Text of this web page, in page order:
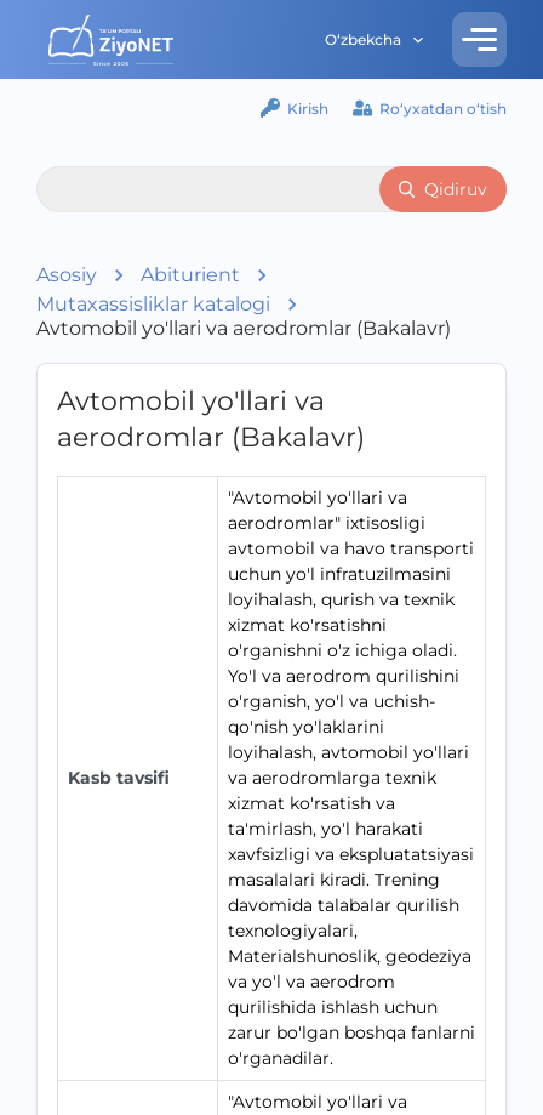
O‘zbekcha
Kirish Ro‘yxatdan o‘tish
Qidiruv
Asosiy
Abiturient
Mutaxassisliklar katalogi
Avtomobil yo'llari va aerodromlar (Bakalavr)
Avtomobil yo'llari va
aerodromlar (Bakalavr)
Kasb tavsifi
"Avtomobil yo'llari va
aerodromlar" ixtisosligi
avtomobil va havo transporti
uchun yo'l infratuzilmasini
loyihalash, qurish va texnik
xizmat ko'rsatishni
o'rganishni o'z ichiga oladi.
Yo'l va aerodrom qurilishini
o'rganish, yo'l va uchish-
qo'nish yo'laklarini
loyihalash, avtomobil yo'llari
va aerodromlarga texnik
xizmat ko'rsatish va
ta'mirlash, yo'l harakati
xavfsizligi va ekspluatatsiyasi
masalalari kiradi. Trening
davomida talabalar qurilish
texnologiyalari,
Materialshunoslik, geodeziya
va yo'l va aerodrom
qurilishida ishlash uchun
zarur bo'lgan boshqa fanlarni
o'rganadilar.
"Avtomobil yo'llari va